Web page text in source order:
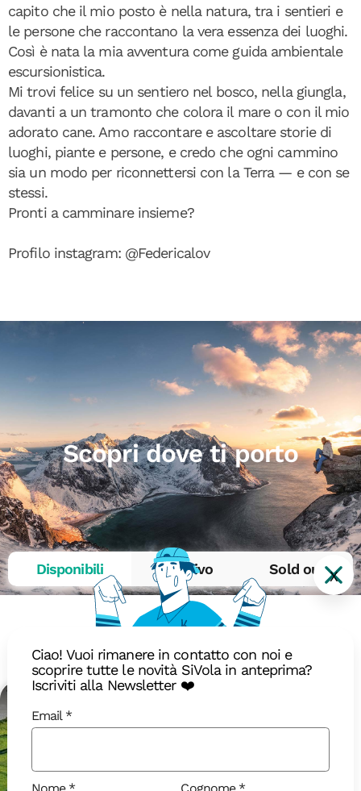
capito che il mio posto è nella natura, tra i sentieri e
le persone che raccontano la vera essenza dei luoghi.
Così è nata la mia avventura come guida ambientale
escursionistica.
Mi trovi felice su un sentiero nel bosco, nella giungla,
davanti a un tramonto che colora il mare o con il mio
adorato cane. Amo raccontare e ascoltare storie di
luoghi, piante e persone, e credo che ogni cammino
sia un modo per riconnettersi con la Terra — e con se
stessi.
Pronti a camminare insieme?
Profilo instagram: @Federicalov
Scopri dove ti porto
Disponibili In arrivo Sold out
Dicembre 2026
18-40
X
Ciao! Vuoi rimanere in contatto con noi e
scoprire tutte le novità SiVola in anteprima?
Iscriviti alla Newsletter ❤️
Email